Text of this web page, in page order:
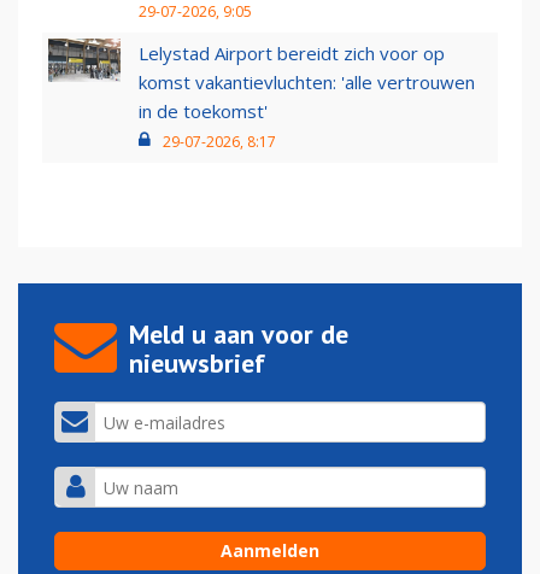
29-07-2026, 9:05
Lelystad Airport bereidt zich voor op
komst vakantievluchten: 'alle vertrouwen
in de toekomst'
29-07-2026, 8:17
Meld u aan voor de
nieuwsbrief